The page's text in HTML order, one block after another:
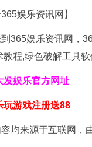
365娱乐资讯网】
365娱乐资讯网，
教程,绿色破解工具
发娱乐官方网址
玩游戏注册送88
容均来源于互联网，